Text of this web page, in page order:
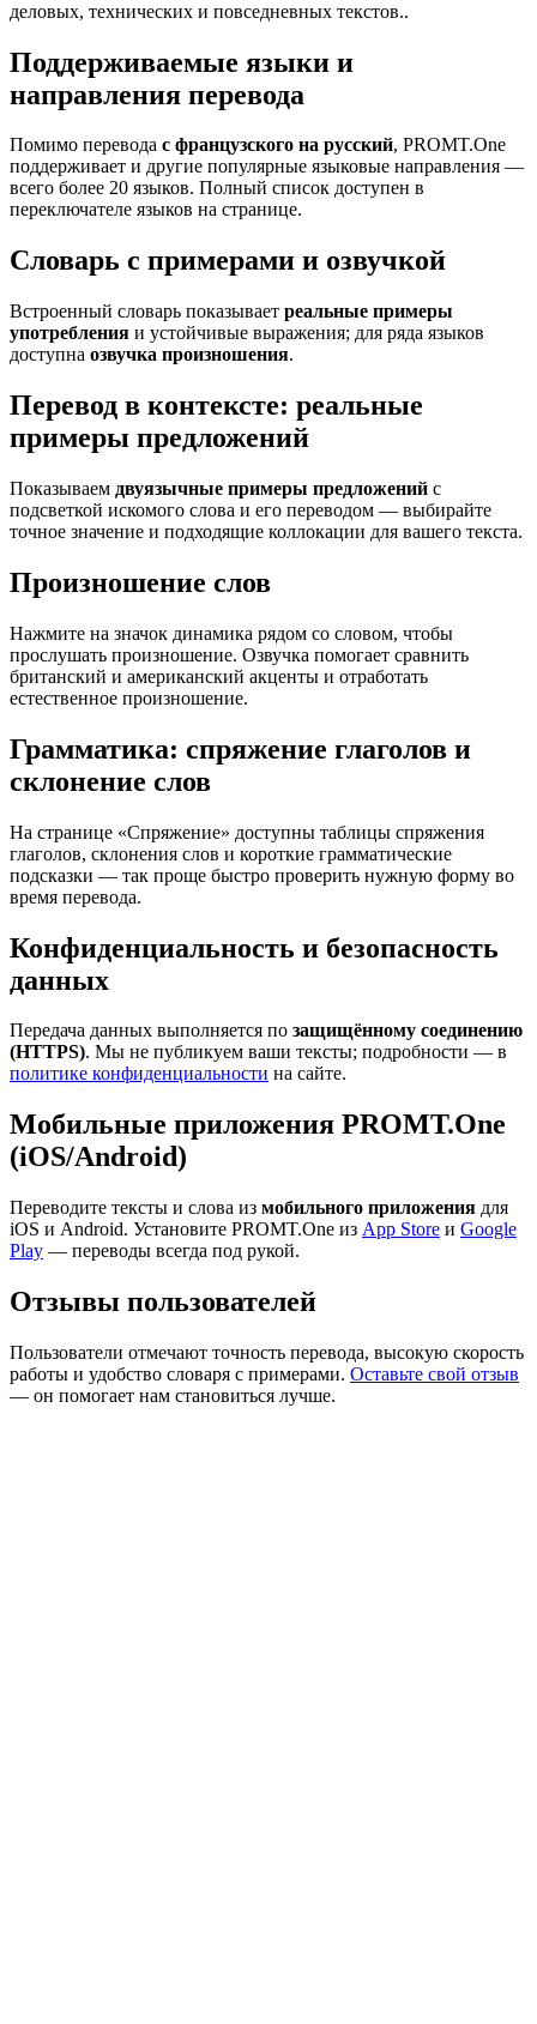
деловых, технических и повседневных текстов..
Поддерживаемые языки и
направления перевода
Помимо перевода с французского на русский, PROMT.One
поддерживает и другие популярные языковые направления —
всего более 20 языков. Полный список доступен в
переключателе языков на странице.
Словарь с примерами и озвучкой
Встроенный словарь показывает реальные примеры
употребления и устойчивые выражения; для ряда языков
доступна озвучка произношения.
Перевод в контексте: реальные
примеры предложений
Показываем двуязычные примеры предложений с
подсветкой искомого слова и его переводом — выбирайте
точное значение и подходящие коллокации для вашего текста.
Произношение слов
Нажмите на значок динамика рядом со словом, чтобы
прослушать произношение. Озвучка помогает сравнить
британский и американский акценты и отработать
естественное произношение.
Грамматика: спряжение глаголов и
склонение слов
На странице «Спряжение» доступны таблицы спряжения
глаголов, склонения слов и короткие грамматические
подсказки — так проще быстро проверить нужную форму во
время перевода.
Конфиденциальность и безопасность
данных
Передача данных выполняется по защищённому соединению
(HTTPS). Мы не публикуем ваши тексты; подробности — в
политике конфиденциальности на сайте.
Мобильные приложения PROMT.One
(iOS/Android)
Переводите тексты и слова из мобильного приложения для
iOS и Android. Установите PROMT.One из App Store и Google
Play — переводы всегда под рукой.
Отзывы пользователей
Пользователи отмечают точность перевода, высокую скорость
работы и удобство словаря с примерами. Оставьте свой отзыв
— он помогает нам становиться лучше.